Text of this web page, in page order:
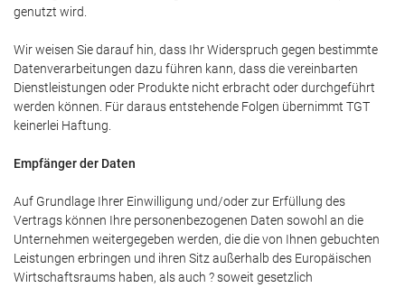
genutzt wird.
Wir weisen Sie darauf hin, dass Ihr Widerspruch gegen bestimmte
Datenverarbeitungen dazu führen kann, dass die vereinbarten
Dienstleistungen oder Produkte nicht erbracht oder durchgeführt
werden können. Für daraus entstehende Folgen übernimmt TGT
keinerlei Haftung.
Empfänger der Daten
Auf Grundlage Ihrer Einwilligung und/oder zur Erfüllung des
Vertrags können Ihre personenbezogenen Daten sowohl an die
Unternehmen weitergegeben werden, die die von Ihnen gebuchten
Leistungen erbringen und ihren Sitz außerhalb des Europäischen
Wirtschaftsraums haben, als auch ? soweit gesetzlich